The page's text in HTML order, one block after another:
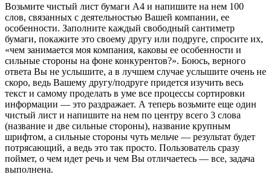
Возьмите чистый лист бумаги А4 и напишите на нем 100
слов, связанных с деятельностью Вашей компании, ее
особенности. Заполните каждый свободный сантиметр
бумаги, покажите это своему другу или подруге, спросите их,
«чем занимается моя компания, каковы ее особенности и
сильные стороны на фоне конкурентов?». Боюсь, верного
ответа Вы не услышите, а в лучшем случае услышите очень не
скоро, ведь Вашему другу/подруге придется изучить весь
текст и самому проделать в уме все процессы сортировки
информации — это раздражает. А теперь возьмите еще один
чистый лист и напишите на нем по центру всего 3 слова
(название и две сильные стороны), название крупным
шрифтом, а сильные стороны чуть мельче — результат будет
потрясающий, а ведь это так просто. Пользователь сразу
поймет, о чем идет речь и чем Вы отличаетесь — все, задача
выполнена.